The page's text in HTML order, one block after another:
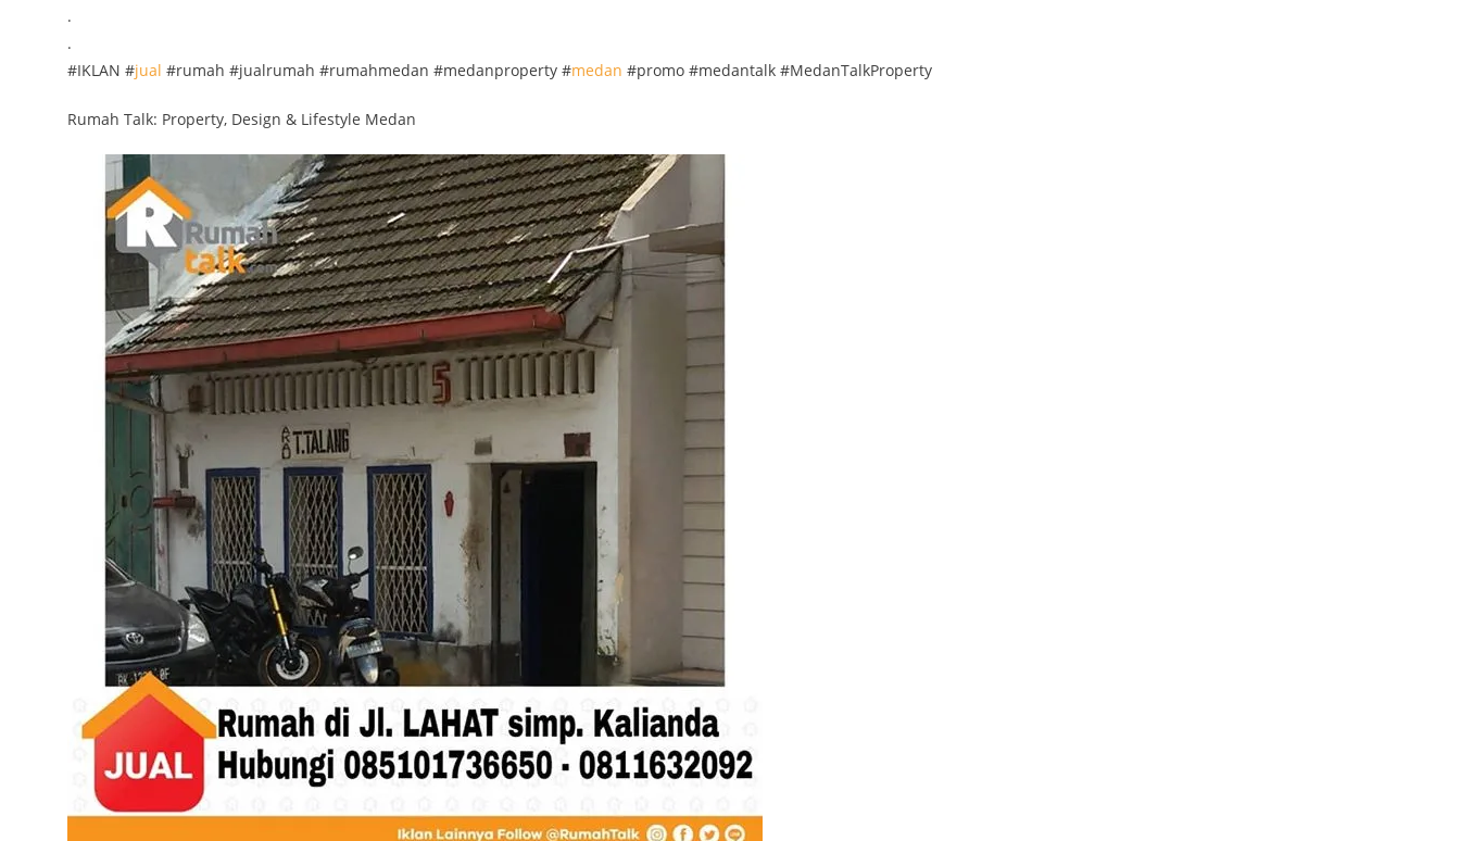
.
.
#IKLAN #jual #rumah #jualrumah #rumahmedan #medanproperty #medan #promo #medantalk #MedanTalkProperty
Rumah Talk: Property, Design & Lifestyle Medan